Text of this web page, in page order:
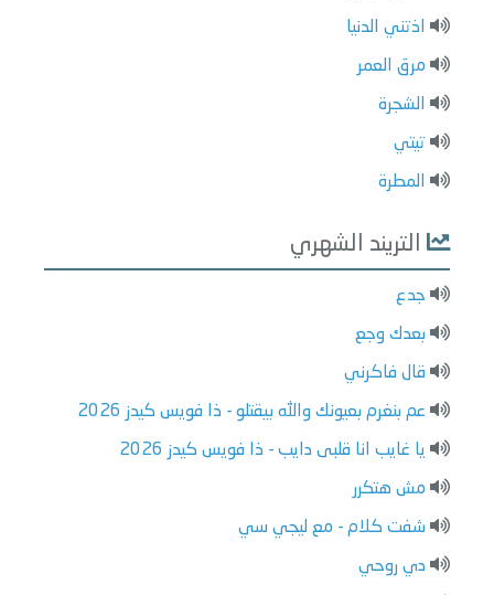
اذتني الدنيا
مرق العمر
الشجرة
تيتي
المطرة
التريند الشهري
جدع
بعدك وجع
قال فاكرني
عم بنغرم بعيونك والله بيقتلو - ذا فويس كيدز 2026
يا غايب انا قلبى دايب - ذا فويس كيدز 2026
مش هتكرر
شفت كلام - مع ليجي سي
دي روحي